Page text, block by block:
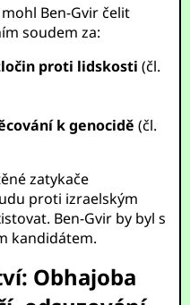
Ben-Gvir čelit
soudem za:
proti lidskosti (čl.
k genocidě (čl.
zatykače
proti izraelským
Ben-Gvir by byl s
kandidátem.
Obhajoba